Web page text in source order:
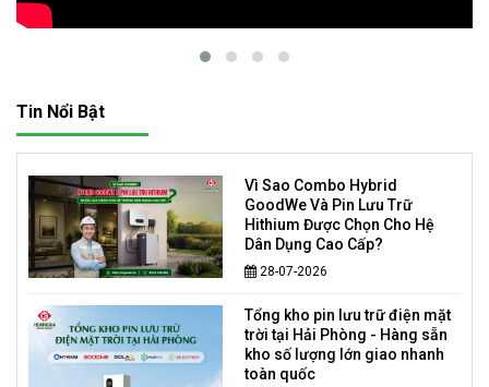
Tin Nổi Bật
Vì Sao Combo Hybrid
GoodWe Và Pin Lưu Trữ
Hithium Được Chọn Cho Hệ
Dân Dụng Cao Cấp?
28-07-2026
Tổng kho pin lưu trữ điện mặt
trời tại Hải Phòng - Hàng sẵn
kho số lượng lớn giao nhanh
toàn quốc